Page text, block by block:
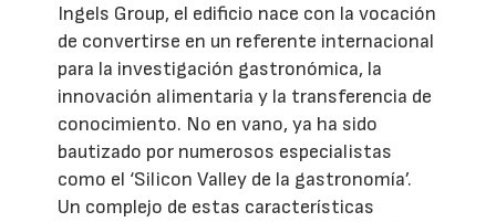
Ingels Group, el edificio nace con la vocación
de convertirse en un referente internacional
para la investigación gastronómica, la
innovación alimentaria y la transferencia de
conocimiento. No en vano, ya ha sido
bautizado por numerosos especialistas
como el ‘Silicon Valley de la gastronomía’.
Un complejo de estas características